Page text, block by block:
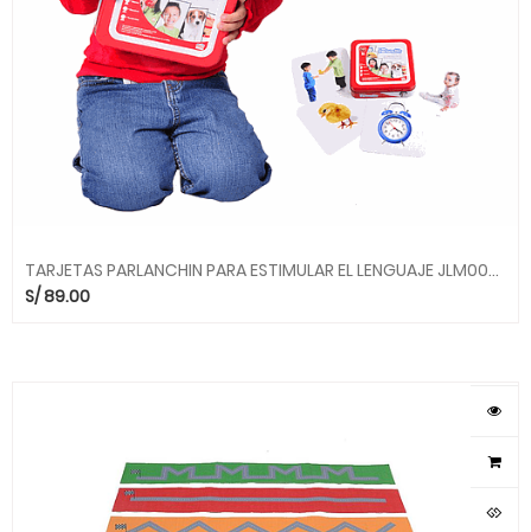
TARJETAS PARLANCHIN PARA ESTIMULAR EL LENGUAJE JLM008 KIDDYS HOUSE
S/89.00